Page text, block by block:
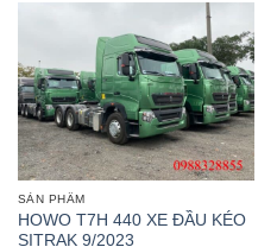
SẢN PHẨM
HOWO T7H 440 XE ĐẦU KÉO
SITRAK 9/2023